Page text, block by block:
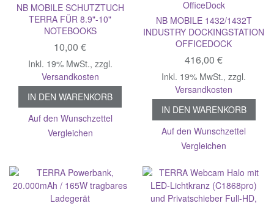
NB MOBILE SCHUTZTUCH
TERRA FÜR 8.9"-10"
NOTEBOOKS
10,00 €
Inkl. 19% MwSt., zzgl.
Versandkosten
IN DEN WARENKORB
Auf den Wunschzettel
Vergleichen
NB MOBILE 1432/1432T
INDUSTRY DOCKINGSTATION
OFFICEDOCK
416,00 €
Inkl. 19% MwSt.,zzgl.
Versandkosten
IN DEN WARENKORB
Auf den Wunschzettel
Vergleichen